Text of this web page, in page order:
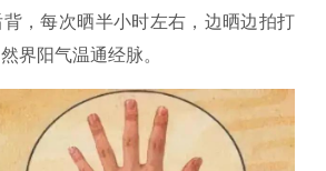
，每次晒半小时左右，边晒边拍打
界阳气温通经脉。